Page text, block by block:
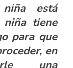
está
niña tiene
para que
en
una